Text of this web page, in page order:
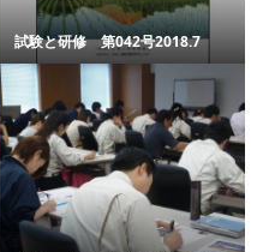
試験と研修 第042号2018.7